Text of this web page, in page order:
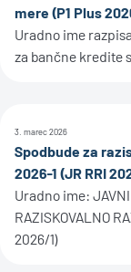
mere (P1 Plus
Uradno ime
za bančne kredite
3. marec 2026
Spodbude za
2026-1 (JR RRI
Uradno ime: JAVNI
RAZISKOVALNO
2026/1)